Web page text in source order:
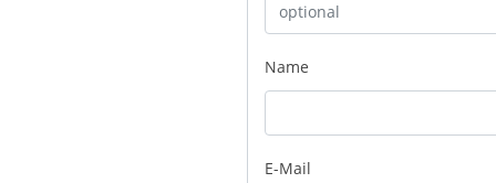
Name
E-Mail